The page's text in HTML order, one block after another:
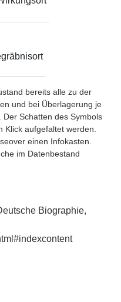
bereits alle zu der
und bei Überlagerung je
Schatten des Symbols
aufgefaltet werden.
einen Infokasten.
im Datenbestand
Biographie,